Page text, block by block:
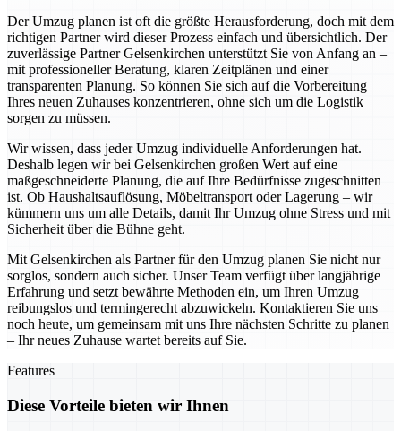
Der Umzug planen ist oft die größte Herausforderung, doch mit dem
richtigen Partner wird dieser Prozess einfach und übersichtlich. Der
zuverlässige Partner Gelsenkirchen unterstützt Sie von Anfang an –
mit professioneller Beratung, klaren Zeitplänen und einer
transparenten Planung. So können Sie sich auf die Vorbereitung
Ihres neuen Zuhauses konzentrieren, ohne sich um die Logistik
sorgen zu müssen.
Wir wissen, dass jeder Umzug individuelle Anforderungen hat.
Deshalb legen wir bei Gelsenkirchen großen Wert auf eine
maßgeschneiderte Planung, die auf Ihre Bedürfnisse zugeschnitten
ist. Ob Haushaltsauflösung, Möbeltransport oder Lagerung – wir
kümmern uns um alle Details, damit Ihr Umzug ohne Stress und mit
Sicherheit über die Bühne geht.
Mit Gelsenkirchen als Partner für den Umzug planen Sie nicht nur
sorglos, sondern auch sicher. Unser Team verfügt über langjährige
Erfahrung und setzt bewährte Methoden ein, um Ihren Umzug
reibungslos und termingerecht abzuwickeln. Kontaktieren Sie uns
noch heute, um gemeinsam mit uns Ihre nächsten Schritte zu planen
– Ihr neues Zuhause wartet bereits auf Sie.
Features
Diese Vorteile bieten wir Ihnen